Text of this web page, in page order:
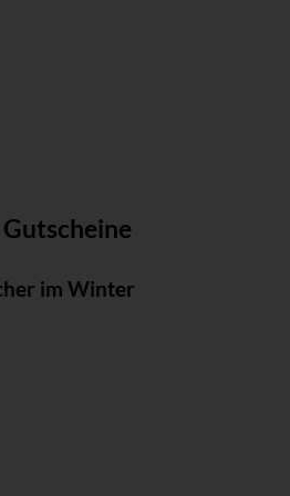
Gutscheine
im Winter